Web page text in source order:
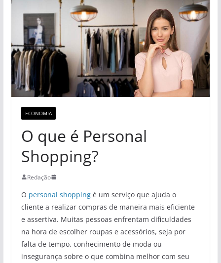
ECONOMIA
O que é Personal
Shopping?
Redação
O personal shoppingé um serviço que ajuda o
cliente a realizar compras de maneira mais eficiente
e assertiva. Muitas pessoas enfrentam dificuldades
na hora de escolher roupas e acessórios, seja por
falta de tempo, conhecimento de moda ou
insegurança sobre o que combina melhor com seu